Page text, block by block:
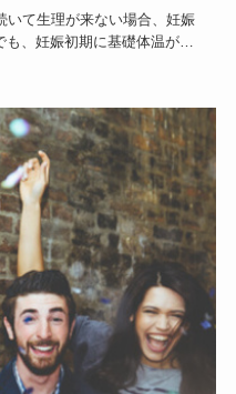
いて生理が来ない場合、妊娠
、妊娠初期に基礎体温が下